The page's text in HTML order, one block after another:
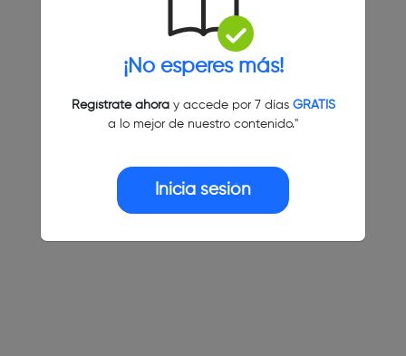
¡No esperes más!
Regístrate ahoray accede por 7 días GRATIS
a lo mejor de nuestro contenido."
Inicia sesión